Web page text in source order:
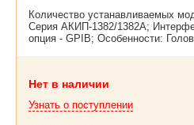
Количество устанавливаемых
Серия АКИП-1382/1382A;
опция - GPIB; Особенности:
Нет в наличии
Узнать о поступлении